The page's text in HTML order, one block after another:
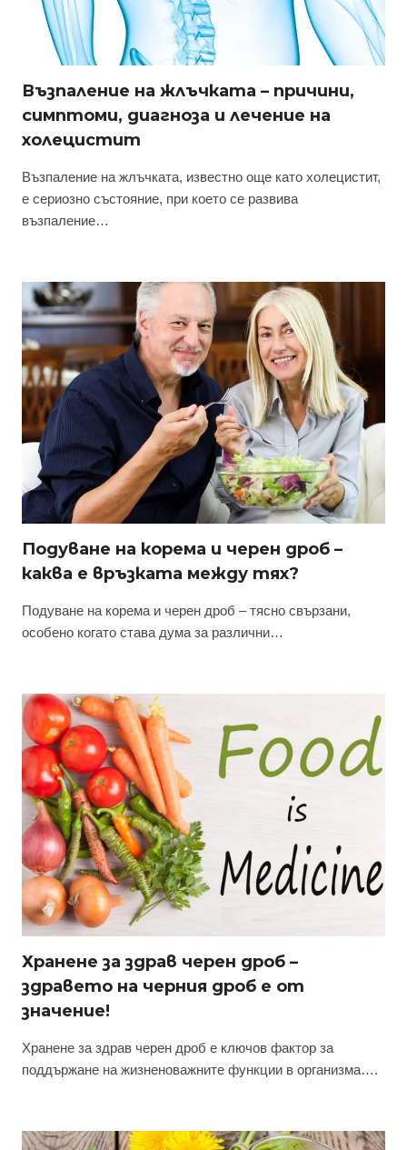
Възпаление на жлъчката – причини,
симптоми, диагноза и лечение на
холецистит
Възпаление на жлъчката, известно още като холецистит,
е сериозно състояние, при което се развива
възпаление…
Подуване на корема и черен дроб –
каква е връзката между тях?
Подуване на корема и черен дроб – тясно свързани,
особено когато става дума за различни…
Хранене за здрав черен дроб –
здравето на черния дроб е от
значение!
Хранене за здрав черен дроб е ключов фактор за
поддържане на жизненоважните функции в организма….